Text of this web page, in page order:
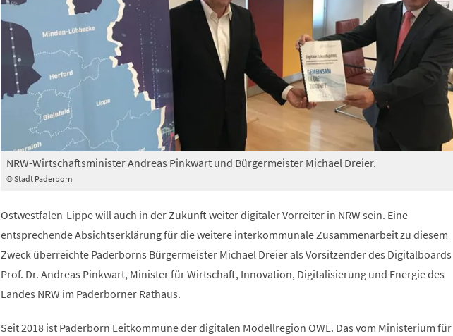
© Stadt Paderborn
NRW-Wirtschaftsminister Andreas Pinkwart und Bürgermeister Michael Dreier.
Ostwestfalen-Lippe will auch in der Zukunft weiter digitaler Vorreiter in NRW sein. Eine
entsprechende Absichtserklärung für die weitere interkommunale Zusammenarbeit zu diesem
Zweck überreichte Paderborns Bürgermeister Michael Dreier als Vorsitzender des Digitalboards
Prof. Dr. Andreas Pinkwart, Minister für Wirtschaft, Innovation, Digitalisierung und Energie des
Landes NRW im Paderborner Rathaus.
Seit 2018 ist Paderborn Leitkommune der digitalen Modellregion OWL. Das vom Ministerium für